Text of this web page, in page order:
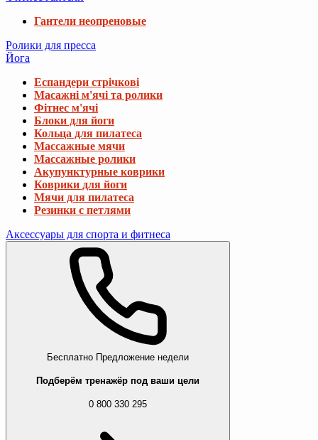
Гантели неопреновые
Ролики для пресса
Йога
Еспандери стрічкові
Масажні м'ячі та ролики
Фітнес м'ячі
Блоки для йоги
Кольца для пилатеса
Массажные мячи
Массажные ролики
Акупунктурные коврики
Коврики для йоги
Мячи для пилатеса
Резинки с петлями
Аксессуары для спорта и фитнеса
Бесплатно Предложение недели
Подберём тренажёр под ваши цели
0 800 330 295